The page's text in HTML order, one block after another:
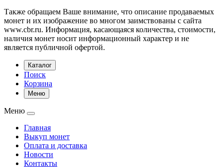
Также обращаем Ваше внимание, что описание продаваемых
монет и их изображение во многом заимствованы с сайта
www.cbr.ru. Информация, касающаяся количества, стоимости,
наличия монет носит информационный характер и не
является публичной офертой.
Каталог
Поиск
Корзина
Меню
Меню
Главная
Выкуп монет
Оплата и доставка
Новости
Контакты